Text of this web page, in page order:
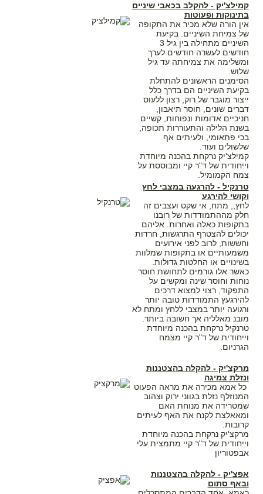
קמילצ'יק - להקלב בכאבי שיניים
בתינוקות ופעוטות
אין הורה שלא מכיר את התקופה
של צמיחת השיניים. בקיעת
השיניים מתחילה בין גיל 3
חודשים לעשרה חודשים לערך
ומשלימה את צמיחתה עד גיל
שלוש.
הסימנים הראשונים להתחלת
בקיעת השיניים הם בדרך כלל
ייצור מוגבר של רוק, רצון ללעוס
דברים שונים, חוסר תיאבון,
חניכיים אדומות ונפוחות, קשיים
בשנת הלילה והתעוררות תכופה,
בכי פתאומי, ולעיתים אף
שלשולים ועוד.
קמילצ'יק נרקחת בהכנה מיוחדת
וייחודית של ד"ר קיי ומבוססת על
צמח הקמומיל.
טרנקיל - להרגעה במצבי לחץ
וקושי להירגע
לחץ,, מתח, אי שקט ועצבים זה
חלק מההתמודדות של רובנו
בתקופות כאלה ואחרות. אליהם
יכולים להצטרף התרגשות, חרדות
וחששות, לרוב לפני אירועים
משמעותיים או בתקופות שמלוות
בשינויים או החלטות גדולות.
כאשר אלו גורמים לתחושת חוסר
נוחות וחוסר שינה ומקשים על
התפקוד, רצוי למצוא דרכים
להירגעץ התמודדות טובה יותר
ורגועה יותר במצבי ללחץ ומתח לא
מובנ מאלליה אך חשובה ביותר.
טרנקיל נרקחת בהכנה מיוחדת
וייחודית של ד"ר קיי מצמח
הגרניום.
מרקצ'יק - להקלה בהצטננות
ונזלת צמיגה
כל אמא מכירה את מראה הפעוט
המנוזלף נזלת בגווני ירוק וצהוב
שמטרידה את מנוחת האם
ומאאלצת לקנח את האף לעיתים
קרובות.
מרקצ'יק נרקחת בהכנה מיוחדת
וייחודית של ד"ר קיי מתמצית עלי
אבפטוריון
אפצ'יק - להקלה בהצטננות
ובאף סתום